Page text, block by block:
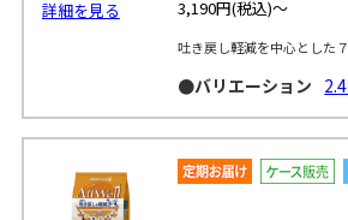
詳細を見る 3,190円(税込)～
吐き戻し軽減を中心とした
●バリエーション